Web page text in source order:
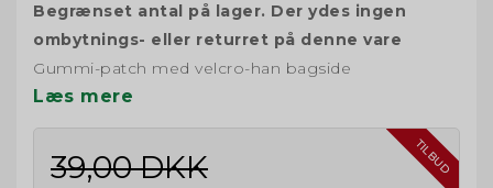
Begrænset antal på lager. Der ydes ingen
ombytnings- eller returret på denne vare
Gummi-patch med velcro-han bagside
Læs mere
TILBUD
39,00 DKK